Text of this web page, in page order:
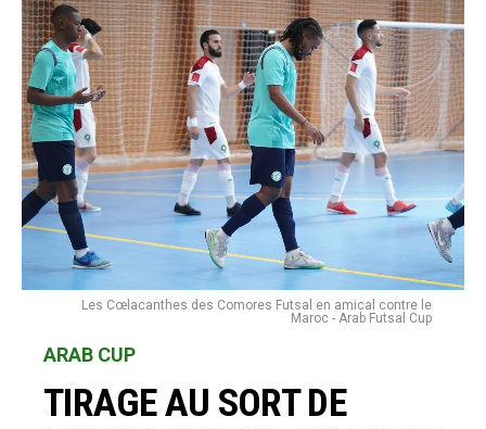
Les Cœlacanthes des Comores Futsal en amical contre le
Maroc - Arab Futsal Cup
ARAB CUP
TIRAGE AU SORT DE